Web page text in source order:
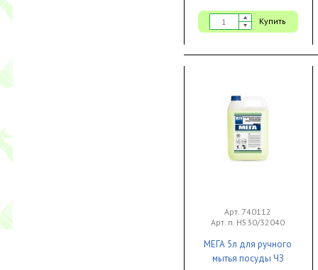
Купить
Арт. 740112
Арт. п. Н530/32040
МЕГА 5л для ручного
мытья посуды ЧЗ